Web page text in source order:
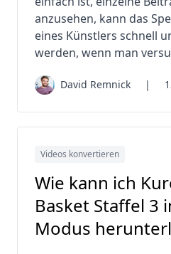
anzusehen, kann das
eines Künstlers schnell
werden, wenn man
David Remnick |
Videos konvertieren
Wie kann ich
Basket Staffel 3
Modus